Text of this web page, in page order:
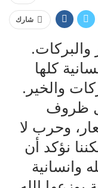
شارك
كلها
والخير.
ظروف
وحرب لا
نؤكد أن
وانسانية